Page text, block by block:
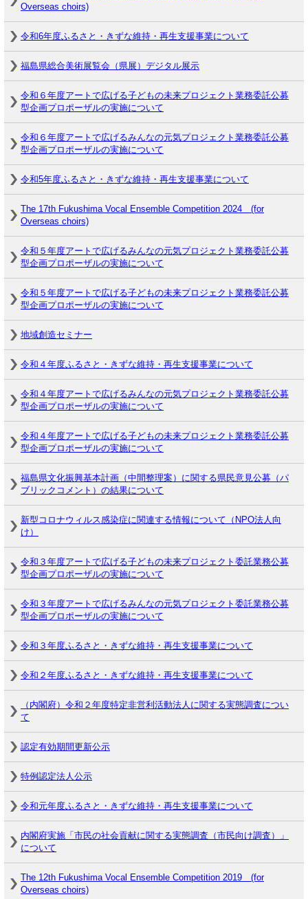
Overseas choirs)
令和6年度ふるさと・きずな維持・再生支援事業について
福島県総合美術展覧会（県展）デジタル展示
令和６年度アートで広げる子どもの未来プロジェクト業務委託公募
型企画プロポーザルの実施について
令和６年度アートで広げるみんなの元気プロジェクト業務委託公募
型企画プロポーザルの実施について
令和5年度ふるさと・きずな維持・再生支援事業について
The 17th Fukushima Vocal Ensemble Competition 2024 (for
Overseas choirs)
令和５年度アートで広げるみんなの元気プロジェクト業務委託公募
型企画プロポーザルの実施について
令和５年度アートで広げる子どもの未来プロジェクト業務委託公募
型企画プロポーザルの実施について
地域創造セミナー
令和４年度ふるさと・きずな維持・再生支援事業について
令和４年度アートで広げるみんなの元気プロジェクト業務委託公募
型企画プロポーザルの実施について
令和４年度アートで広げる子どもの未来プロジェクト業務委託公募
型企画プロポーザルの実施について
福島県文化振興基本計画（中間整理案）に関する県民意見公募（パ
ブリックコメント）の結果について
新型コロナウィルス感染症に関連する情報について（NPO法人向
け）
令和３年度アートで広げる子どもの未来プロジェクト委託業務公募
型企画プロポーザルの実施について
令和３年度アートで広げるみんなの元気プロジェクト委託業務公募
型企画プロポーザルの実施について
令和３年度ふるさと・きずな維持・再生支援事業について
令和２年度ふるさと・きずな維持・再生支援事業について
（内閣府）令和２年度特定非営利活動法人に関する実態調査につい
て
認定有効期間更新公示
特例認定法人公示
令和元年度ふるさと・きずな維持・再生支援事業について
内閣府実施「市民の社会貢献に関する実態調査（市民向け調査）」
について
The 12th Fukushima Vocal Ensemble Competition 2019 (for
Overseas choirs)